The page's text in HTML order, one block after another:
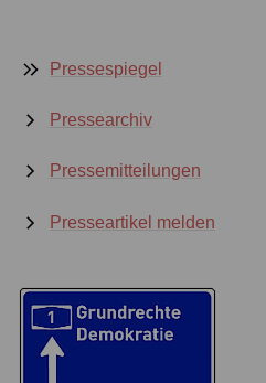
Pressespiegel
Pressearchiv
Pressemitteilungen
Presseartikel melden